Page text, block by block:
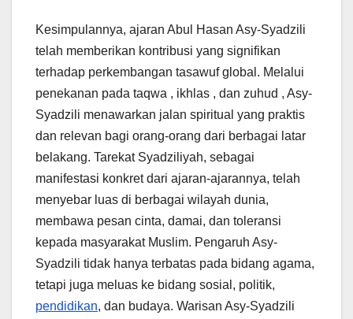
Kesimpulannya, ajaran Abul Hasan Asy-Syadzili
telah memberikan kontribusi yang signifikan
terhadap perkembangan tasawuf global. Melalui
penekanan pada taqwa , ikhlas , dan zuhud , Asy-
Syadzili menawarkan jalan spiritual yang praktis
dan relevan bagi orang-orang dari berbagai latar
belakang. Tarekat Syadziliyah, sebagai
manifestasi konkret dari ajaran-ajarannya, telah
menyebar luas di berbagai wilayah dunia,
membawa pesan cinta, damai, dan toleransi
kepada masyarakat Muslim. Pengaruh Asy-
Syadzili tidak hanya terbatas pada bidang agama,
tetapi juga meluas ke bidang sosial, politik,
pendidikan, dan budaya. Warisan Asy-Syadzili